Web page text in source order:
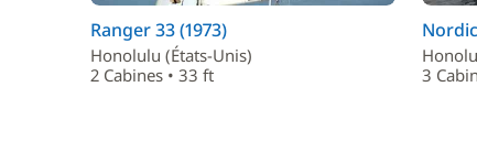
Ranger 33 (1973)
Honolulu (États-Unis)
2 Cabines • 33 ft
3